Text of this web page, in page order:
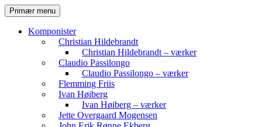
Hop
til
indhold
Komvest
SøgPrimær menu
Komponister
Christian Hildebrandt
Christian Hildebrandt – værker
Claudio Passilongo
Claudio Passilongo – værker
Flemming Friis
Ivan Høiberg
Ivan Høiberg – værker
Jette Overgaard Mogensen